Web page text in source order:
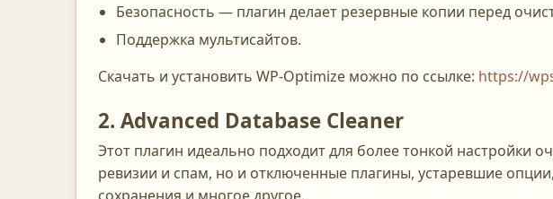
Безопасность — плагин делает резервные копии перед
Поддержка мультисайтов.
Скачать и установить WP-Optimize можно по ссылке: https://
2. Advanced Database Cleaner
Этот плагин идеально подходит для более тонкой настройки
ревизии и спам, но и отключенные плагины, устаревшие